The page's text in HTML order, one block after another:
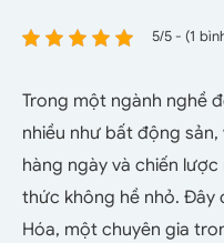
5/5 - (1
Trong một ngành nghề
nhiều như bất động
hàng ngày và chiến
thức không hề nhỏ. Đây
Hóa, một chuyên gia